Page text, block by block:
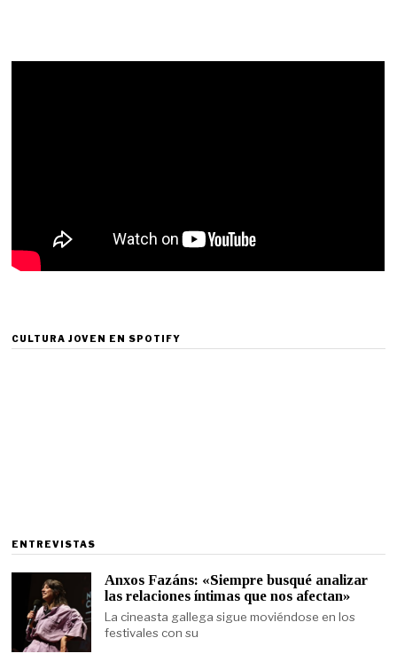
CULTURA JOVEN EN SPOTIFY
ENTREVISTAS
Anxos Fazáns: «Siempre busqué analizar
las relaciones íntimas que nos afectan»
La cineasta gallega sigue moviéndose en los
festivales con su